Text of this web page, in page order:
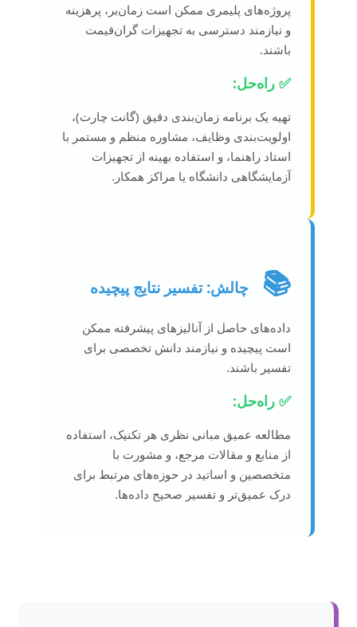
پروژه‌های پلیمری ممکن است زمان‌بر، پرهزینه
و نیازمند دسترسی به تجهیزات گران‌قیمت
باشند.
✅ راه‌حل:
تهیه یک برنامه زمان‌بندی دقیق (گانت چارت)،
اولویت‌بندی وظایف، مشاوره منظم و مستمر با
استاد راهنما، و استفاده بهینه از تجهیزات
آزمایشگاهی دانشگاه یا مراکز همکار.
📚 چالش: تفسیر نتایج پیچیده
داده‌های حاصل از آنالیزهای پیشرفته ممکن
است پیچیده و نیازمند دانش تخصصی برای
تفسیر باشند.
✅ راه‌حل:
مطالعه عمیق مبانی نظری هر تکنیک، استفاده
از منابع و مقالات مرجع، و مشورت با
متخصصین و اساتید در حوزه‌های مرتبط برای
درک عمیق‌تر و تفسیر صحیح داده‌ها.